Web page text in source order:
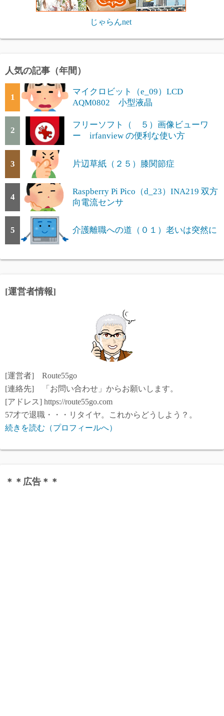
じゃらんnet
人気の記事（年間）
1
マイクロビット（e_09）LCD
AQM0802 小型液晶
2
フリーソフト（ ５）画像ビューワ
ー irfanview の便利な使い方
3 片辺草紙（２５）膝関節症
4
Raspberry Pi Pico（d_23）INA219 双方
向電流センサ
5 介護離職への道（０１）老いは突然に
[運営者情報]
[運営者] Route55go
[連絡先] 「お問い合わせ」からお願いします。
[アドレス] https://route55go.com
57才で退職・・・リタイヤ。これからどうしよう？。
続きを読む（プロフィールへ）
＊＊広告＊＊